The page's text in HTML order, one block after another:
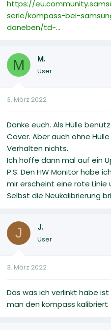
https://
serie/kompass-bei-
daneben/td-...
M M.
User
3. März 2022
Danke euch. Als Hülle
Cover. Aber auch ohne
Verhalten nichts.
Ich hoffe dann mal auf ein
P.S. Den HW Monitor habe
mir erscheint eine rote
Selbst die Neukalibrierung
J J.
User
3. März 2022
Das was ich verlinkt habe
man den kompass kalibriert